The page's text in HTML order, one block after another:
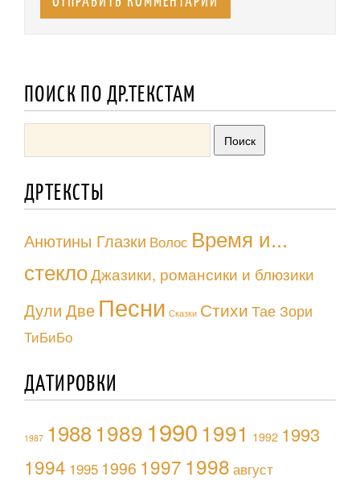
ПОИСК ПО ДР.ТЕКСТАМ
ДРТЕКСТЫ
Анютины Глазки Волос Время и...
стеклоДжазики, романсики и блюзики
Дули Две Песни Сказки СтихиТае Зори
ТиБиБо
ДАТИРОВКИ
1987 19881989 19901991 1992 1993
1994 1995 1996 1997 1998 август